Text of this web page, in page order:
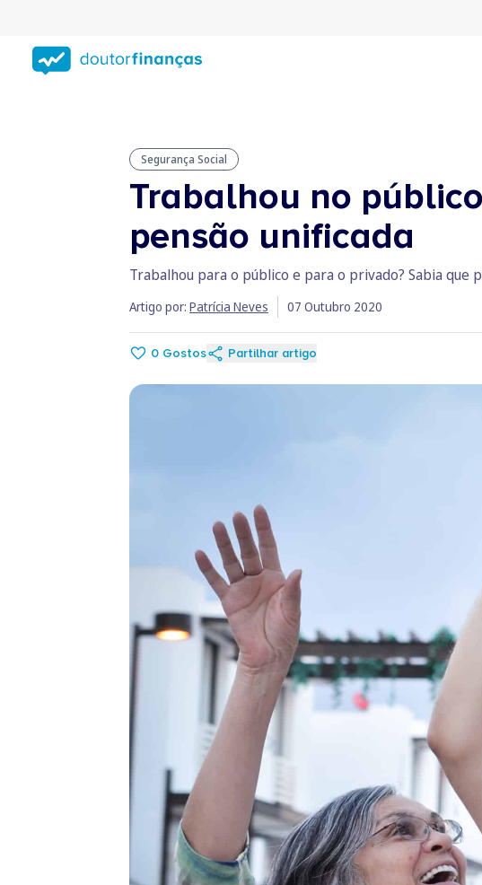
conteúdo
principal
Segurança Social
Trabalhou no
pensão unificada
Trabalhou para o público e para o privado? Sabia que
Artigo por: Patrícia Neves 07 Outubro 2020
0 Gostos Partilhar artigo